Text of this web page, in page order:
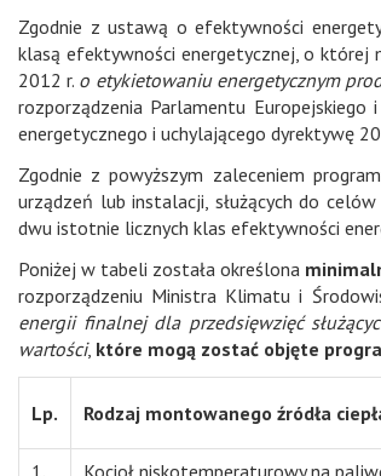
Zgodnie z ustawą o efektywności
klasą efektywności energetycznej, o której
2012 r. o etykietowaniu energetycznym
rozporządzenia Parlamentu
energetycznego i uchylającego dyrektywę
Zgodnie z powyższym zaleceniem
urządzeń lub instalacji, służących do
dwu istotnie licznych klas efektywności
Poniżej w tabeli została określona
rozporządzeniu Ministra Klimatu i
energii finalnej dla przedsięwzięć
wartości, które mogą zostać objęte
Lp. Rodzaj montowanego źródła